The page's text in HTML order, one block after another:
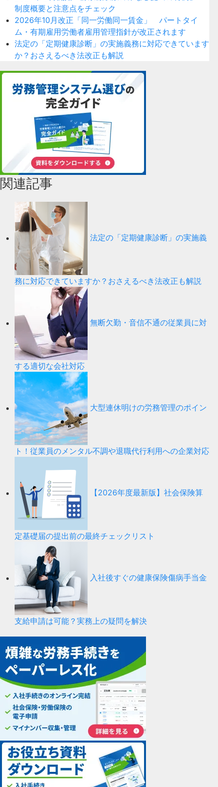
制度概要と注意点をチェック
2026年10月改正「同一労働同一賃金」 パートタイ
ム・有期雇用労働者雇用管理指針が改正されます
法定の「定期健康診断」の実施義務に対応できています
か？おさえるべき法改正も解説
関連記事
法定の「定期健康診断」の実施義
務に対応できていますか？おさえるべき法改正も解説
無断欠勤・音信不通の従業員に対
する適切な会社対応
大型連休明けの労務管理のポイン
ト！従業員のメンタル不調や退職代行利用への企業対応
【2026年度最新版】社会保険算
定基礎届の提出前の最終チェックリスト
入社後すぐの健康保険傷病手当金
支給申請は可能？実務上の疑問を解決